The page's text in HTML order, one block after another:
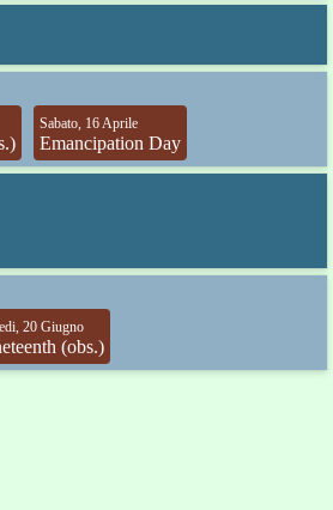
Sabato, 16 Aprile
Emancipation Day
20 Giugno
(obs.)